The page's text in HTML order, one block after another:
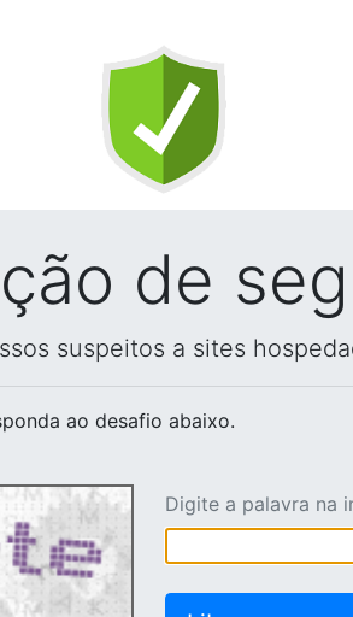
de
suspeitos a sites
ao desafio abaixo.
Digite a palavra na